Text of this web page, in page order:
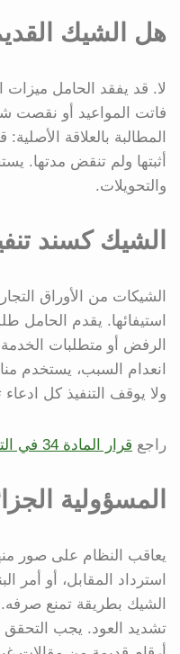
هل الشيك
لا. قد يفقد الحامل ميزات
فاتت المواعيد أو نقصت
المطالبة بالعلاقة
أثبتها ولم تنقض مدتها.
والتحويلات.
الشيك كسند
الشيكات من الأوراق
استيفائها. يقدم الحامل
الرفض أو متطلبات
انعدام السبب، يستخدم
ولا يوقف التنفيذ كل ادعاء
راجع قرار المادة 34 في التنفيذ
المسؤولية
يعاقب النظام على صور
استرداد المقابل، أو أمر
الشيك بطريقة تمنع
تشديد العود. يجب